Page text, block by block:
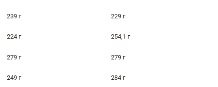
239 г 229 г
224 г 254,1 г
279 г 279 г
249 г 284 г